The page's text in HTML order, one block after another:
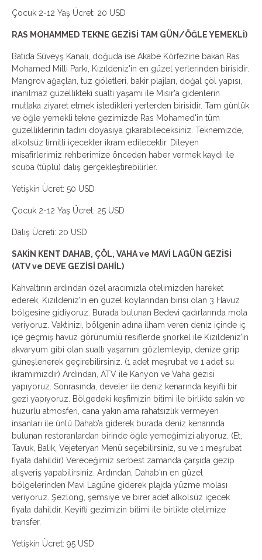
Çocuk 2-12 Yaş Ücret: 20 USD
RAS MOHAMMED TEKNE GEZİSİ TAM GÜN/ÖĞLE YEMEKLİ)
Batıda Süveyş Kanalı, doğuda ise Akabe Körfezine bakan Ras
Mohamed Milli Parkı, Kızıldeniz'in en güzel yerlerinden birisidir.
Mangrov ağaçları, tuz göletleri, bakir plajları, doğal çöl yapısı,
inanılmaz güzellikteki sualtı yaşamı ile Mısır'a gidenlerin
mutlaka ziyaret etmek istedikleri yerlerden birisidir. Tam günlük
ve öğle yemekli tekne gezimizde Ras Mohamed'in tüm
güzelliklerinin tadını doyasıya çıkarabileceksiniz. Teknemizde,
alkolsüz limitli içecekler ikram edilecektir. Dileyen
misafirlerimiz rehberimize önceden haber vermek kaydı ile
scuba (tüplü) dalış gerçekleştirebilirler.
Yetişkin Ücret: 50 USD
Çocuk 2-12 Yaş Ücret: 25 USD
Dalış Ücreti: 20 USD
SAKİN KENT DAHAB, ÇÖL, VAHA ve MAVİ LAGÜN GEZİSİ
(ATV ve DEVE GEZİSİ DAHİL)
Kahvaltının ardından özel aracımızla otelimizden hareket
ederek, Kızıldeniz’in en güzel koylarından birisi olan 3 Havuz
bölgesine gidiyoruz. Burada bulunan Bedevi çadırlarında mola
veriyoruz. Vaktinizi, bölgenin adına ilham veren deniz içinde iç
içe geçmiş havuz görünümlü resiflerde şnorkel ile Kızıldeniz’in
akvaryum gibi olan sualtı yaşamını gözlemleyip, denize girip
güneşlenerek geçirebilirsiniz. (1 adet meşrubat ve 1 adet su
ikramımızdır) Ardından, ATV ile Kanyon ve Vaha gezisi
yapıyoruz. Sonrasında, develer ile deniz kenarında keyifli bir
gezi yapıyoruz. Bölgedeki keşfimizin bitimi ile birlikte sakin ve
huzurlu atmosferi, cana yakın ama rahatsızlık vermeyen
insanları ile ünlü Dahab’a giderek burada deniz kenarında
bulunan restoranlardan birinde öğle yemeğimizi alıyoruz. (Et,
Tavuk, Balık, Vejeteryan Menü seçebilirsiniz, su ve 1 meşrubat
fiyata dahildir) Vereceğimiz serbest zamanda çarşıda gezip
alışveriş yapabilirsiniz. Ardından, Dahab'ın en güzel
bölgelerinden Mavi Lagüne giderek plajda yüzme molası
veriyoruz. Şezlong, şemsiye ve birer adet alkolsüz içecek
fiyata dahildir. Keyifli gezimizin bitimi ile birlikte otelimize
transfer.
Yetişkin Ücret: 95 USD